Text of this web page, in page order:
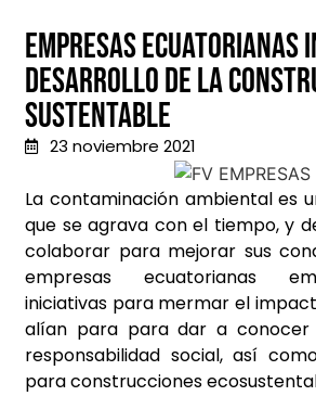
Empresas ecuatorianas
desarrollo de la
sustentable
23 noviembre 2021
La contaminación ambiental es
que se agrava con el tiempo, y
colaborar para mejorar sus
empresas ecuatorianas
iniciativas para mermar el
alían para para dar a conocer
responsabilidad social, así
para construcciones